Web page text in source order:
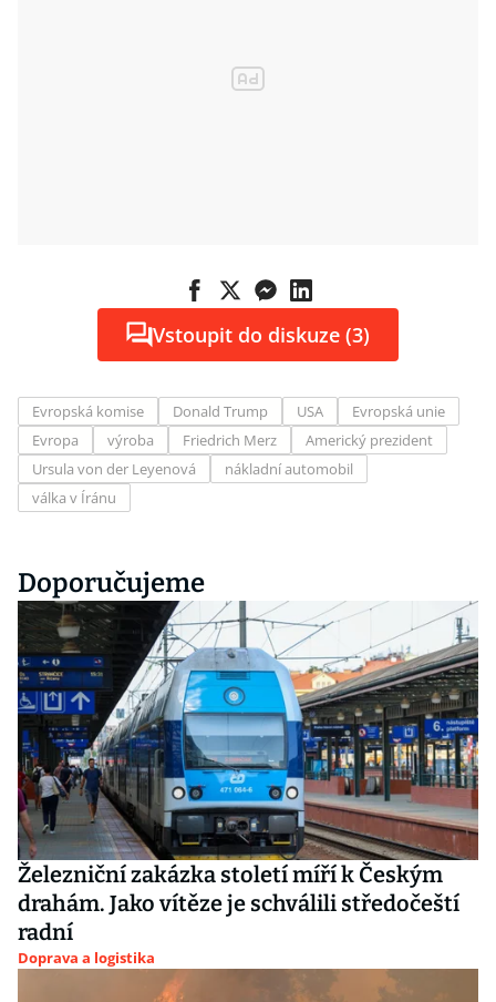
Vstoupit do diskuze (3)
Evropská komise Donald Trump USA
Evropská unie
Evropa
výroba Friedrich Merz
Americký prezident
Ursula von der Leyenová
nákladní automobil
válka v Íránu
Doporučujeme
Železniční zakázka století míří k Českým
drahám. Jako vítěze je schválili středočeští
radní
Doprava a logistika